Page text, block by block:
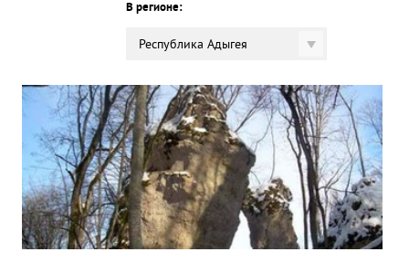
В регионе:
Республика Адыгея